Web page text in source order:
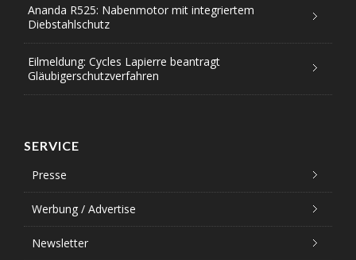
Ananda R525: Nabenmotor mit integriertem
Diebstahlschutz
Eilmeldung: Cycles Lapierre beantragt
Gläubigerschutzverfahren
SERVICE
Presse
Werbung / Advertise
Newsletter